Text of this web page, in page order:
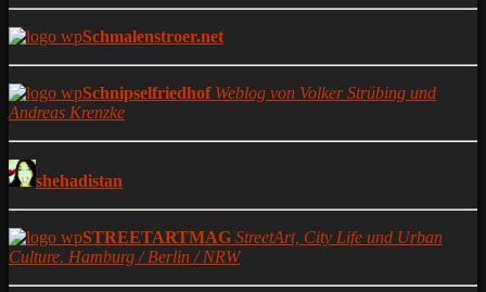
Schmalenstroer.net
Schnipselfriedhof Weblog von Volker Strübing und
Andreas Krenzke
shehadistan
STREETARTMAG StreetArt, City Life und Urban
Culture. Hamburg / Berlin / NRW